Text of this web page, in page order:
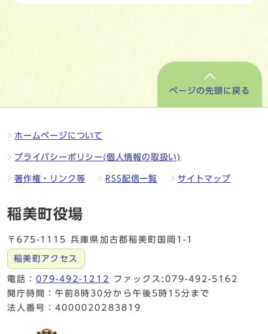
ページの先頭に戻る
ホームページについて
プライバシーポリシー(個人情報の取扱い)
著作権・リンク等 RSS配信一覧 サイトマップ
稲美町役場
〒675-1115 兵庫県加古郡稲美町国岡1-1
稲美町アクセス
電話：079-492-1212
ファックス:079-492-5162
開庁時間：午前8時30分から午後5時15分まで
法人番号：4000020283819